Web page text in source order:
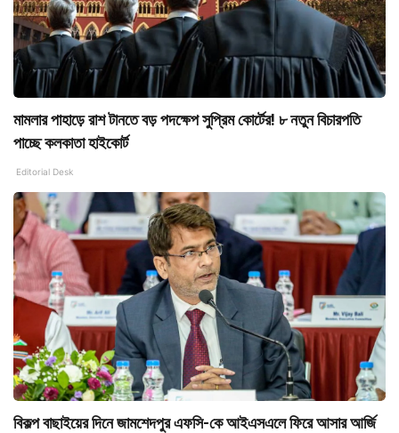
মামলার পাহাড়ে রাশ টানতে বড় পদক্ষেপ সুপ্রিম কোর্টের! ৮ নতুন বিচারপতি
পাচ্ছে কলকাতা হাইকোর্ট
Editorial Desk
বিকল্প বাছাইয়ের দিনে জামশেদপুর এফসি-কে আইএসএলে ফিরে আসার আর্জি